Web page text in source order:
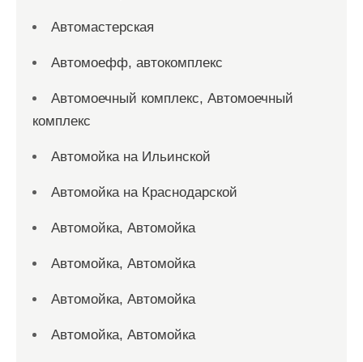
Автомастерская
Автомоефф, автокомплекс
Автомоечный комплекс, Автомоечный
комплекс
Автомойка на Ильинской
Автомойка на Краснодарской
Автомойка, Автомойка
Автомойка, Автомойка
Автомойка, Автомойка
Автомойка, Автомойка